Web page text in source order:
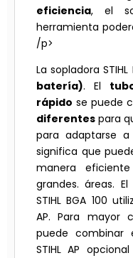
eficiencia, el
herramienta
/p>
La sopladora
batería). El
rápido se puede
diferentes para
para adaptarse
significa que
manera
grandes. áreas.
STIHL BGA 100
AP. Para mayor
puede combinar
STIHL AP